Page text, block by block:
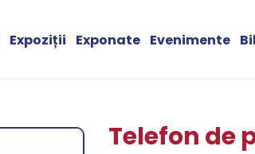
Expoziții Exponate Evenimente
Telefon de